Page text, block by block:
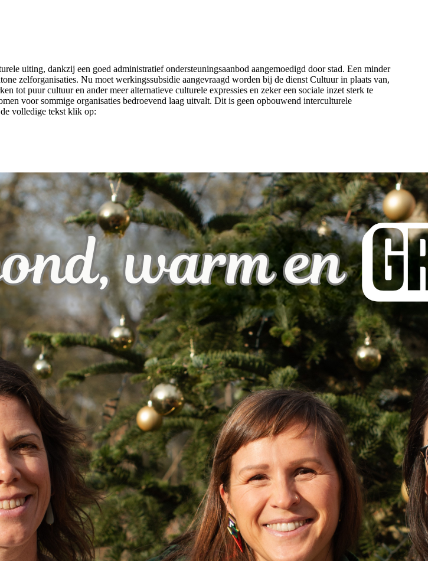
uiting, dankzij een goed administratief ondersteuningsaanbod aangemoedigd door stad. Een minder
zelforganisaties. Nu moet werkingssubsidie aangevraagd worden bij de dienst Cultuur in plaats van,
tot puur cultuur en ander meer alternatieve culturele expressies en zeker een sociale inzet sterk te
voor sommige organisaties bedroevend laag uitvalt. Dit is geen opbouwend interculturele
volledige tekst klik op: